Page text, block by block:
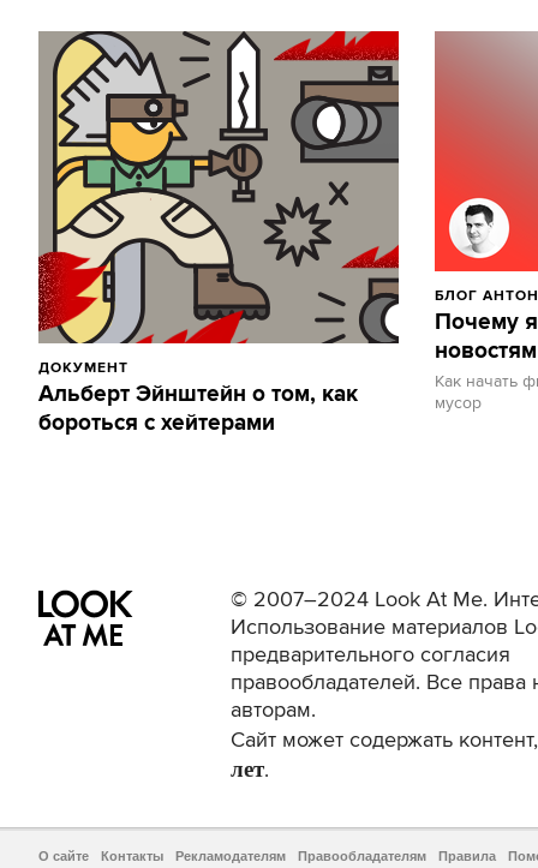
ДОКУМЕНТ
Альберт Эйнштейн о том, как
бороться с хейтерами
БЛОГ
Почему
Как начать
мусор
© 2007–2024 Look At Me.
Использование материалов
предварительного согласия
правообладателей. Все права
авторам.
Сайт может содержать
лет.
О сайте Контакты Рекламодателям Правообладателям Правила